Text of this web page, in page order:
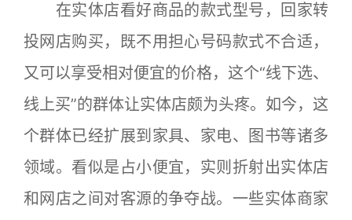
在实体店看好商品的款式型号，回家转
投网店购买，既不用担心号码款式不合适，
又可以享受相对便宜的价格，这个“线下选、
线上买”的群体让实体店颇为头疼。如今，这
个群体已经扩展到家具、家电、图书等诸多
领域。看似是占小便宜，实则折射出实体店
和网店之间对客源的争夺战。一些实体商家